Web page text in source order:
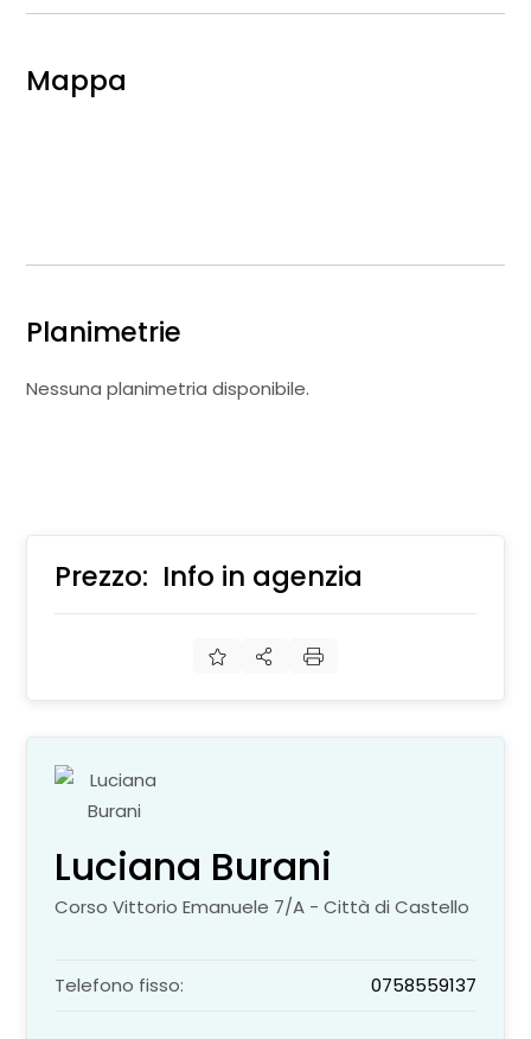
Mappa
Planimetrie
Nessuna planimetria disponibile.
Prezzo: Info in agenzia
Luciana Burani
Corso Vittorio Emanuele 7/A - Città di Castello
Telefono fisso: 0758559137